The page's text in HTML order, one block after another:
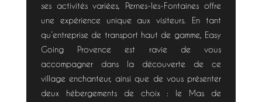
ses activités variées, Pernes-les-Fontaines offre
une expérience unique aux visiteurs. En tant
qu’entreprise de transport haut de gamme, Easy
Going Provence est ravie de vous
accompagner dans la découverte de ce
village enchanteur, ainsi que de vous présenter
deux hébergements de choix : le Mas de